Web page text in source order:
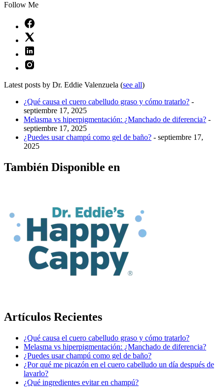
Follow Me
Latest posts by Dr. Eddie Valenzuela (see all)
¿Qué causa el cuero cabelludo graso y cómo tratarlo? -
septiembre 17, 2025
Melasma vs hiperpigmentación: ¿Manchado de diferencia? -
septiembre 17, 2025
¿Puedes usar champú como gel de baño? - septiembre 17,
2025
También Disponible en
Artículos Recientes
¿Qué causa el cuero cabelludo graso y cómo tratarlo?
Melasma vs hiperpigmentación: ¿Manchado de diferencia?
¿Puedes usar champú como gel de baño?
¿Por qué me picazón en el cuero cabelludo un día después de
lavarlo?
¿Qué ingredientes evitar en champú?